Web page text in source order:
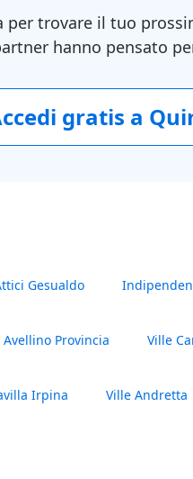
per trovare il tuo
hanno pensato
gratis a
Gesualdo
Avellino Provincia Ville
Irpina Ville Andretta